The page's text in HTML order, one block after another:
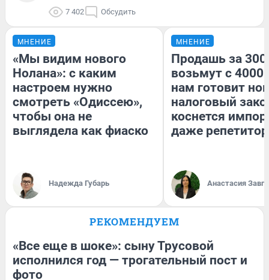
7 402 Обсудить
МНЕНИЕ
«Мы видим нового
Нолана»: с каким
настроем нужно
смотреть «Одиссею»,
чтобы она не
выглядела как фиаско
Надежда Губарь
МНЕНИЕ
Продашь за
возьмут с
нам готовит
налоговый
коснется
даже
Анастасия
РЕКОМЕНДУЕМ
«Все еще в шоке»: сыну Трусовой
исполнился год — трогательный пост и
фото